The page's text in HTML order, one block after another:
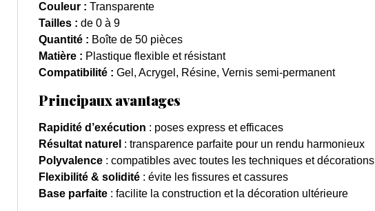
Couleur : Transparente
Tailles : de 0 à 9
Quantité : Boîte de 50 pièces
Matière : Plastique flexible et résistant
Compatibilité : Gel, Acrygel, Résine, Vernis semi-permanent
Principaux avantages
Rapidité d’exécution : poses express et efficaces
Résultat naturel : transparence parfaite pour un rendu harmonieux
Polyvalence : compatibles avec toutes les techniques et décorations
Flexibilité & solidité : évite les fissures et cassures
Base parfaite : facilite la construction et la décoration ultérieure